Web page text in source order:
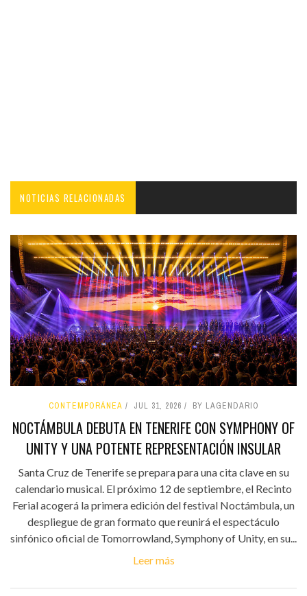
NOTICIAS RELACIONADAS
CONTEMPORÁNEA JUL 31, 2026 BY LAGENDARIO
NOCTÁMBULA DEBUTA EN TENERIFE CON SYMPHONY OF
UNITY Y UNA POTENTE REPRESENTACIÓN INSULAR
Santa Cruz de Tenerife se prepara para una cita clave en su
calendario musical. El próximo 12 de septiembre, el Recinto
Ferial acogerá la primera edición del festival Noctámbula, un
despliegue de gran formato que reunirá el espectáculo
sinfónico oficial de Tomorrowland, Symphony of Unity, en su...
Leer más